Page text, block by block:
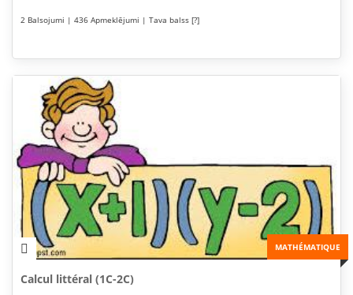
2 Balsojumi | 436 Apmeklējumi | Tava balss [?]
MATHÉMATIQUE
Calcul littéral (1C-2C)